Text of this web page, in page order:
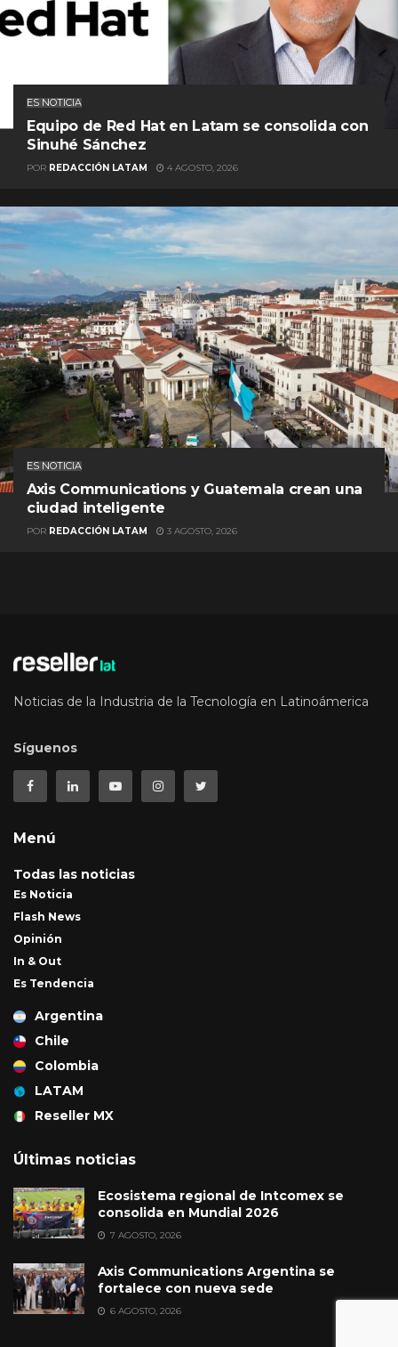
ES NOTICIA
Equipo de Red Hat en Latam se consolida con
Sinuhé Sánchez
POR REDACCIÓN LATAM 4 AGOSTO, 2026
ES NOTICIA
Axis Communications y Guatemala crean una
ciudad inteligente
POR REDACCIÓN LATAM 3 AGOSTO, 2026
Noticias de la Industria de la Tecnología en Latinoámerica
Síguenos
Menú
Todas las noticias
Es Noticia
Flash News
Opinión
In & Out
Es Tendencia
Argentina
Chile
Colombia
LATAM
Reseller MX
Últimas noticias
Ecosistema regional de Intcomex se
consolida en Mundial 2026
7 AGOSTO, 2026
Axis Communications Argentina se
fortalece con nueva sede
6 AGOSTO, 2026